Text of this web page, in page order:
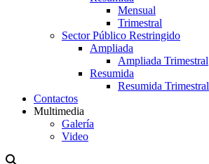
Mensual
Trimestral
Sector Público Restringido
Ampliada
Ampliada Trimestral
Resumida
Resumida Trimestral
Contactos
Multimedia
Galería
Video